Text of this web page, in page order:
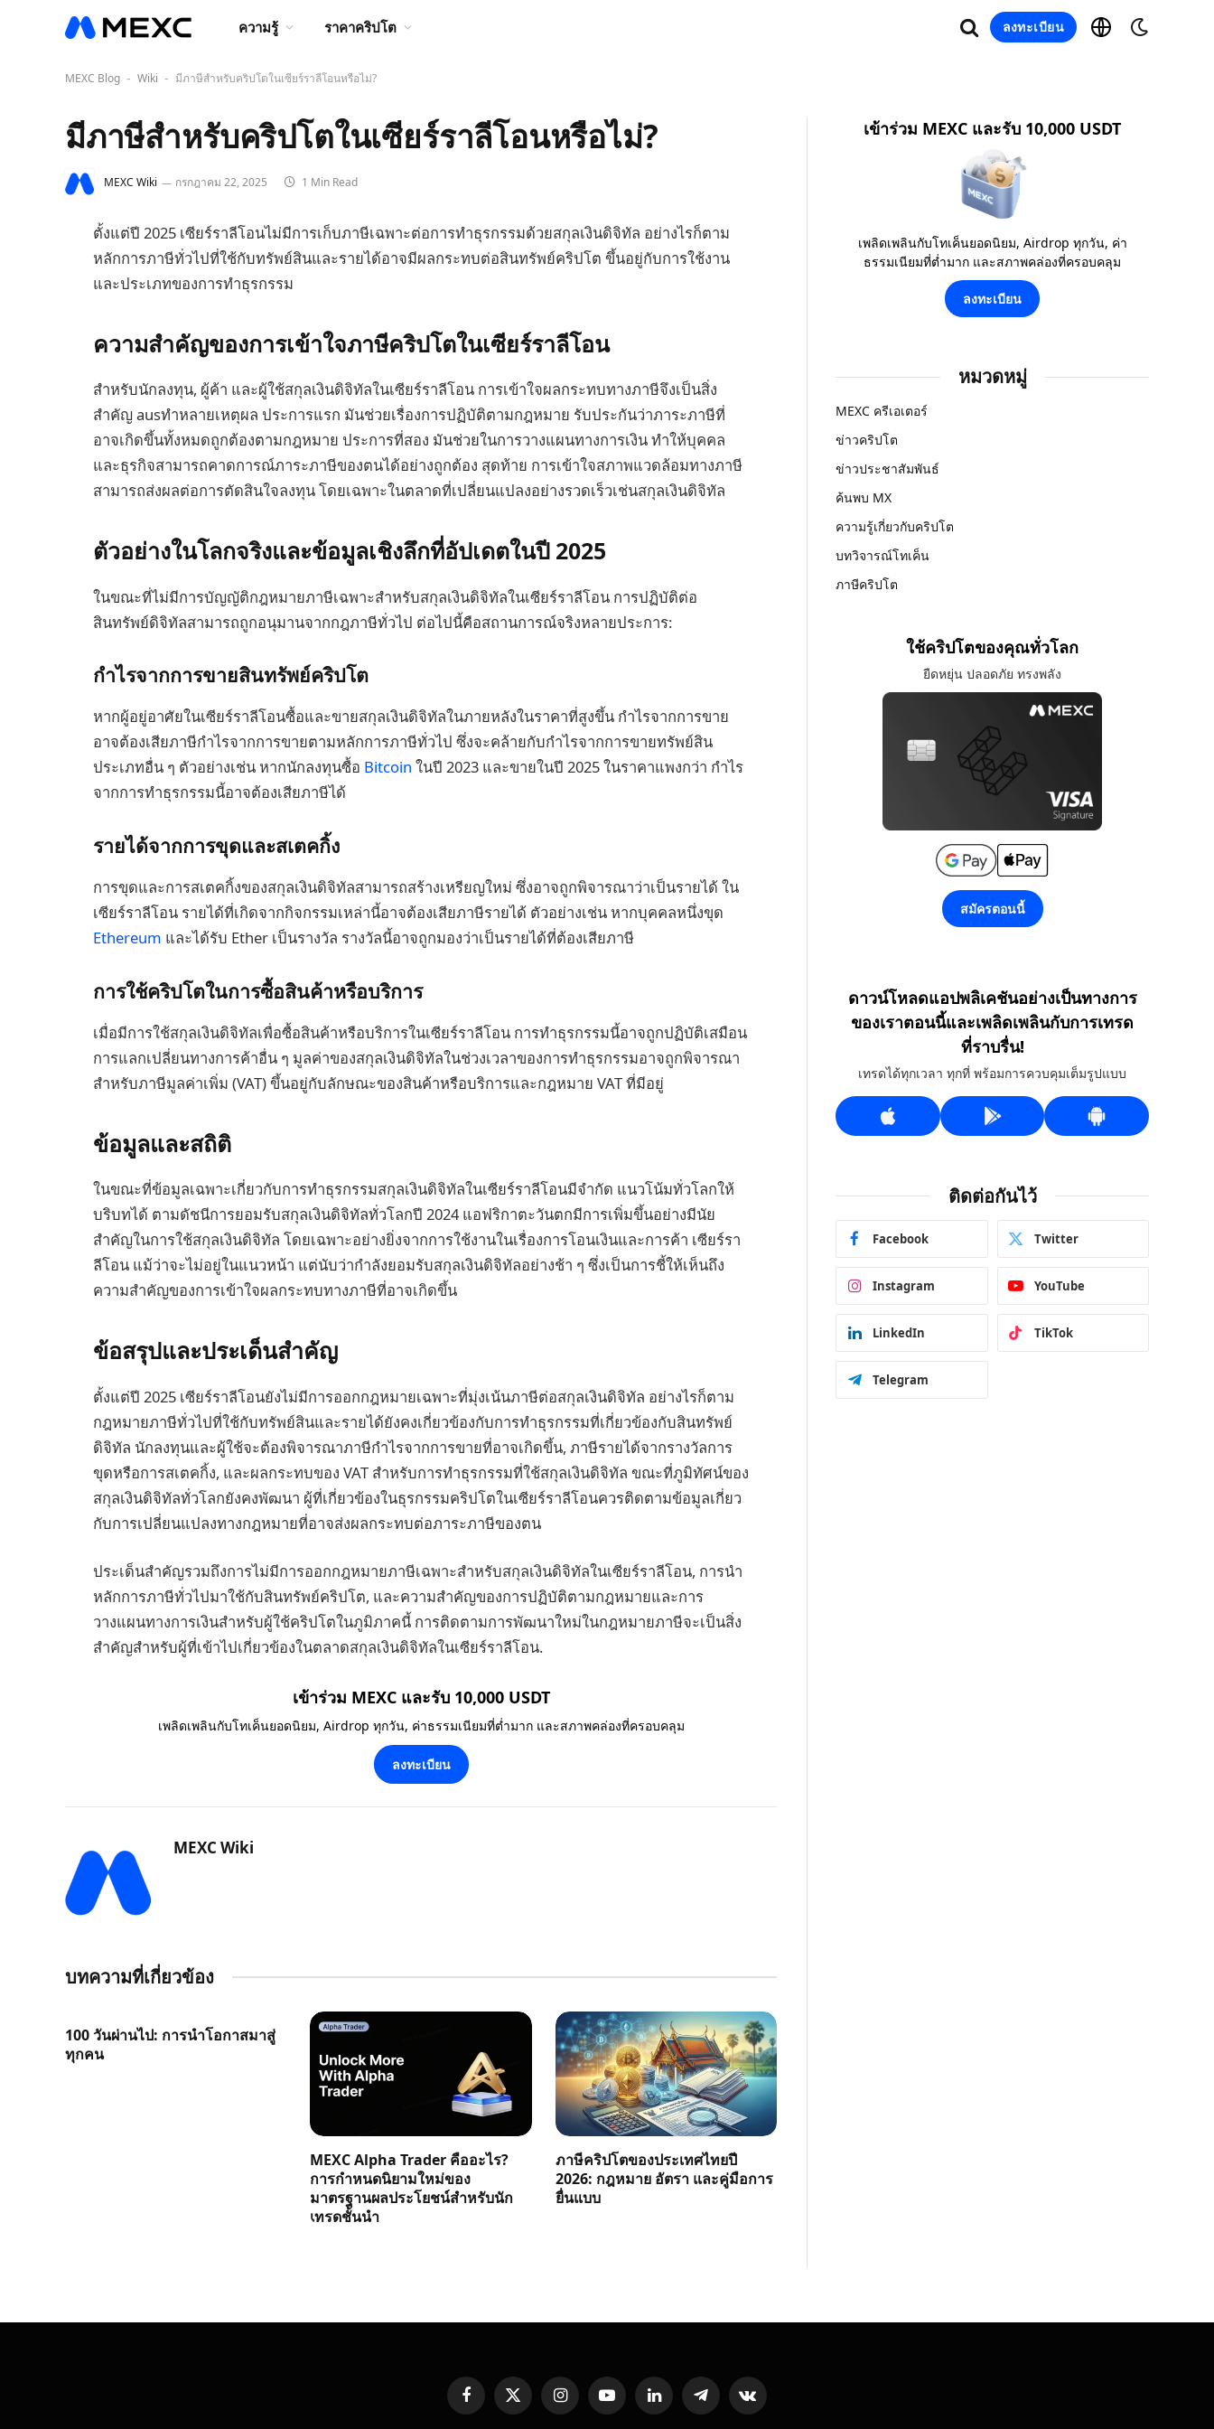
ความรู้ ราคาคริปโต ลงทะเบียน
MEXC Blog - Wiki - มีภาษีสำหรับคริปโตในเซียร์ราลีโอนหรือไม่?
มีภาษีสำหรับคริปโตในเซียร์ราลีโอนหรือไม่?
MEXC Wiki กรกฎาคม 22, 2025 1 Min Read
ตั้งแต่ปี 2025 เซียร์ราลีโอนไม่มีการเก็บภาษีเฉพาะต่อการทำธุรกรรมด้วยสกุลเงินดิจิทัล อย่างไรก็ตาม
หลักการภาษีทั่วไปที่ใช้กับทรัพย์สินและรายได้อาจมีผลกระทบต่อสินทรัพย์คริปโต ขึ้นอยู่กับการใช้งาน
และประเภทของการทำธุรกรรม
ความสำคัญของการเข้าใจภาษีคริปโตในเซียร์ราลีโอน
สำหรับนักลงทุน, ผู้ค้า และผู้ใช้สกุลเงินดิจิทัลในเซียร์ราลีโอน การเข้าใจผลกระทบทางภาษีจึงเป็นสิ่ง
สำคัญ ausทำหลายเหตุผล ประการแรก มันช่วยเรื่องการปฏิบัติตามกฎหมาย รับประกันว่าภาระภาษีที่
อาจเกิดขึ้นทั้งหมดถูกต้องตามกฎหมาย ประการที่สอง มันช่วยในการวางแผนทางการเงิน ทำให้บุคคล
และธุรกิจสามารถคาดการณ์ภาระภาษีของตนได้อย่างถูกต้อง สุดท้าย การเข้าใจสภาพแวดล้อมทางภาษี
สามารถส่งผลต่อการตัดสินใจลงทุน โดยเฉพาะในตลาดที่เปลี่ยนแปลงอย่างรวดเร็วเช่นสกุลเงินดิจิทัล
ตัวอย่างในโลกจริงและข้อมูลเชิงลึกที่อัปเดตในปี 2025
ในขณะที่ไม่มีการบัญญัติกฎหมายภาษีเฉพาะสำหรับสกุลเงินดิจิทัลในเซียร์ราลีโอน การปฏิบัติต่อ
สินทรัพย์ดิจิทัลสามารถถูกอนุมานจากกฎภาษีทั่วไป ต่อไปนี้คือสถานการณ์จริงหลายประการ:
กำไรจากการขายสินทรัพย์คริปโต
หากผู้อยู่อาศัยในเซียร์ราลีโอนซื้อและขายสกุลเงินดิจิทัลในภายหลังในราคาที่สูงขึ้น กำไรจากการขาย
อาจต้องเสียภาษีกำไรจากการขายตามหลักการภาษีทั่วไป ซึ่งจะคล้ายกับกำไรจากการขายทรัพย์สิน
ประเภทอื่น ๆ ตัวอย่างเช่น หากนักลงทุนซื้อ Bitcoin ในปี 2023 และขายในปี 2025 ในราคาแพงกว่า กำไร
จากการทำธุรกรรมนี้อาจต้องเสียภาษีได้
รายได้จากการขุดและสเตคกิ้ง
การขุดและการสเตคกิ้งของสกุลเงินดิจิทัลสามารถสร้างเหรียญใหม่ ซึ่งอาจถูกพิจารณาว่าเป็นรายได้ ใน
เซียร์ราลีโอน รายได้ที่เกิดจากกิจกรรมเหล่านี้อาจต้องเสียภาษีรายได้ ตัวอย่างเช่น หากบุคคลหนึ่งขุด
Ethereum และได้รับ Ether เป็นรางวัล รางวัลนี้อาจถูกมองว่าเป็นรายได้ที่ต้องเสียภาษี
การใช้คริปโตในการซื้อสินค้าหรือบริการ
เมื่อมีการใช้สกุลเงินดิจิทัลเพื่อซื้อสินค้าหรือบริการในเซียร์ราลีโอน การทำธุรกรรมนี้อาจถูกปฏิบัติเสมือน
การแลกเปลี่ยนทางการค้าอื่น ๆ มูลค่าของสกุลเงินดิจิทัลในช่วงเวลาของการทำธุรกรรมอาจถูกพิจารณา
สำหรับภาษีมูลค่าเพิ่ม (VAT) ขึ้นอยู่กับลักษณะของสินค้าหรือบริการและกฎหมาย VAT ที่มีอยู่
ข้อมูลและสถิติ
ในขณะที่ข้อมูลเฉพาะเกี่ยวกับการทำธุรกรรมสกุลเงินดิจิทัลในเซียร์ราลีโอนมีจำกัด แนวโน้มทั่วโลกให้
บริบทได้ ตามดัชนีการยอมรับสกุลเงินดิจิทัลทั่วโลกปี 2024 แอฟริกาตะวันตกมีการเพิ่มขึ้นอย่างมีนัย
สำคัญในการใช้สกุลเงินดิจิทัล โดยเฉพาะอย่างยิ่งจากการใช้งานในเรื่องการโอนเงินและการค้า เซียร์รา
ลีโอน แม้ว่าจะไม่อยู่ในแนวหน้า แต่นับว่ากำลังยอมรับสกุลเงินดิจิทัลอย่างช้า ๆ ซึ่งเป็นการชี้ให้เห็นถึง
ความสำคัญของการเข้าใจผลกระทบทางภาษีที่อาจเกิดขึ้น
ข้อสรุปและประเด็นสำคัญ
ตั้งแต่ปี 2025 เซียร์ราลีโอนยังไม่มีการออกกฎหมายเฉพาะที่มุ่งเน้นภาษีต่อสกุลเงินดิจิทัล อย่างไรก็ตาม
กฎหมายภาษีทั่วไปที่ใช้กับทรัพย์สินและรายได้ยังคงเกี่ยวข้องกับการทำธุรกรรมที่เกี่ยวข้องกับสินทรัพย์
ดิจิทัล นักลงทุนและผู้ใช้จะต้องพิจารณาภาษีกำไรจากการขายที่อาจเกิดขึ้น, ภาษีรายได้จากรางวัลการ
ขุดหรือการสเตคกิ้ง, และผลกระทบของ VAT สำหรับการทำธุรกรรมที่ใช้สกุลเงินดิจิทัล ขณะที่ภูมิทัศน์ของ
สกุลเงินดิจิทัลทั่วโลกยังคงพัฒนา ผู้ที่เกี่ยวข้องในธุรกรรมคริปโตในเซียร์ราลีโอนควรติดตามข้อมูลเกี่ยว
กับการเปลี่ยนแปลงทางกฎหมายที่อาจส่งผลกระทบต่อภาระภาษีของตน
ประเด็นสำคัญรวมถึงการไม่มีการออกกฎหมายภาษีเฉพาะสำหรับสกุลเงินดิจิทัลในเซียร์ราลีโอน, การนำ
หลักการภาษีทั่วไปมาใช้กับสินทรัพย์คริปโต, และความสำคัญของการปฏิบัติตามกฎหมายและการ
วางแผนทางการเงินสำหรับผู้ใช้คริปโตในภูมิภาคนี้ การติดตามการพัฒนาใหม่ในกฎหมายภาษีจะเป็นสิ่ง
สำคัญสำหรับผู้ที่เข้าไปเกี่ยวข้องในตลาดสกุลเงินดิจิทัลในเซียร์ราลีโอน.
เข้าร่วม MEXC และรับ 10,000 USDT
เพลิดเพลินกับโทเค็นยอดนิยม, Airdrop ทุกวัน, ค่าธรรมเนียมที่ต่ำมาก และสภาพคล่องที่ครอบคลุม
ลงทะเบียน
MEXC Wiki
บทความที่เกี่ยวข้อง
100 วันผ่านไป: การนำโอกาสมาสู่
ทุกคน
MEXC Alpha Trader คืออะไร?
การกำหนดนิยามใหม่ของ
มาตรฐานผลประโยชน์สำหรับนัก
เทรดชั้นนำ
ภาษีคริปโตของประเทศไทยปี
2026: กฎหมาย อัตรา และคู่มือการ
ยื่นแบบ
เข้าร่วม MEXC และรับ 10,000 USDT
เพลิดเพลินกับโทเค็นยอดนิยม, Airdrop ทุกวัน, ค่า
ธรรมเนียมที่ต่ำมาก และสภาพคล่องที่ครอบคลุม
ลงทะเบียน
หมวดหมู่
MEXC ครีเอเตอร์
ข่าวคริปโต
ข่าวประชาสัมพันธ์
ค้นพบ MX
ความรู้เกี่ยวกับคริปโต
บทวิจารณ์โทเค็น
ภาษีคริปโต
ใช้คริปโตของคุณทั่วโลก
ยืดหยุ่น ปลอดภัย ทรงพลัง
สมัครตอนนี้
ดาวน์โหลดแอปพลิเคชันอย่างเป็นทางการ
ของเราตอนนี้และเพลิดเพลินกับการเทรด
ที่ราบรื่น!
เทรดได้ทุกเวลา ทุกที่ พร้อมการควบคุมเต็มรูปแบบ
ติดต่อกันไว้
Facebook Twitter
Instagram YouTube
LinkedIn TikTok
Telegram
FacebookX
(Twitter)
InstagramYouTubeLinkedInTelegramVKontakte